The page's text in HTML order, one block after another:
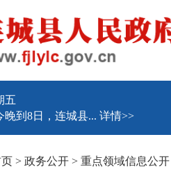
五
晚到8日，连城县...详情>>
> 政务公开 > 重点领域信息公开